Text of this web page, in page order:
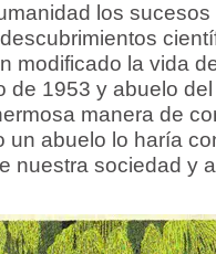
los
modificado la vida
de 1953 y abuelo
manera de
un abuelo lo haría
nuestra sociedad y